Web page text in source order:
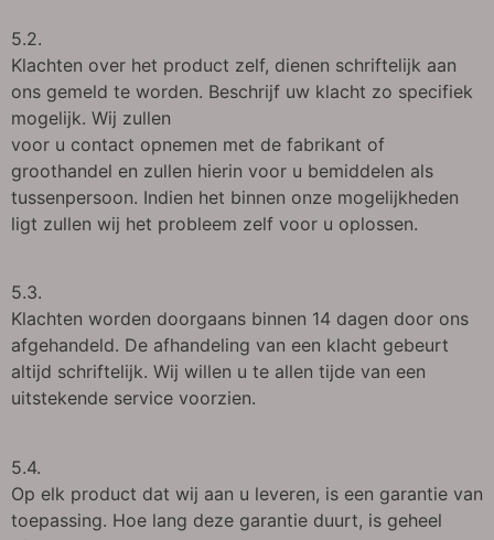
5.2.
Klachten over het product zelf, dienen schriftelijk aan
ons gemeld te worden. Beschrijf uw klacht zo specifiek
mogelijk. Wij zullen
voor u contact opnemen met de fabrikant of
groothandel en zullen hierin voor u bemiddelen als
tussenpersoon. Indien het binnen onze mogelijkheden
ligt zullen wij het probleem zelf voor u oplossen.
5.3.
Klachten worden doorgaans binnen 14 dagen door ons
afgehandeld. De afhandeling van een klacht gebeurt
altijd schriftelijk. Wij willen u te allen tijde van een
uitstekende service voorzien.
5.4.
Op elk product dat wij aan u leveren, is een garantie van
toepassing. Hoe lang deze garantie duurt, is geheel